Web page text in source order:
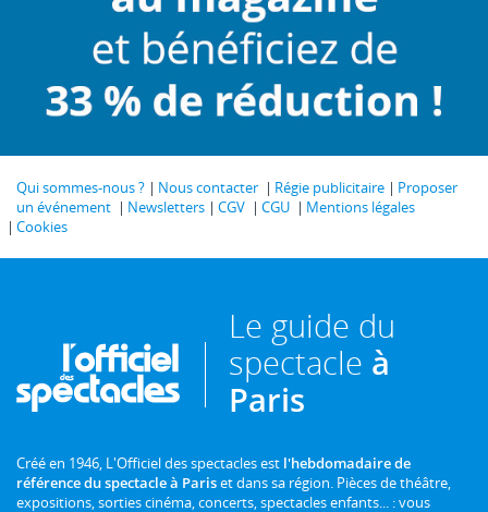
Qui sommes-nous ? Nous contacter Régie publicitaire
Proposer
un événement
Newsletters CGV CGU
Mentions légales
Cookies
Le guide du
spectacle à
Paris
Créé en 1946, L'Officiel des spectacles est l'hebdomadaire de
référence du spectacle à Pariset dans sa région. Pièces de théâtre,
expositions, sorties cinéma, concerts, spectacles enfants... : vous